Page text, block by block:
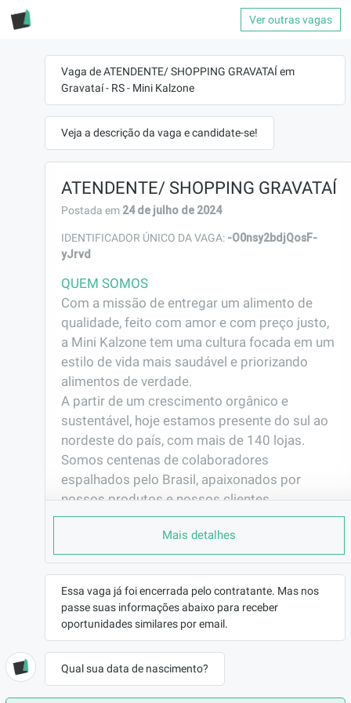
Ver outras vagas
Vaga de ATENDENTE/ SHOPPING GRAVATAÍ em
Gravataí - RS - Mini Kalzone
Veja a descrição da vaga e candidate-se!
ATENDENTE/ SHOPPING GRAVATAÍ
Postada em 24 de julho de 2024
IDENTIFICADOR ÚNICO DA VAGA: -O0nsy2bdjQosF-
yJrvd
QUEM SOMOS
Com a missão de entregar um alimento de
qualidade, feito com amor e com preço justo,
a Mini Kalzone tem uma cultura focada em um
estilo de vida mais saudável e priorizando
alimentos de verdade.
A partir de um crescimento orgânico e
sustentável, hoje estamos presente do sul ao
nordeste do país, com mais de 140 lojas.
Somos centenas de colaboradores
espalhados pelo Brasil, apaixonados por
nossos produtos e nossos clientes,
sustentando e realizando a missão da marca
Somos apaixonados pelo que fazemos.
Acreditamos que desta maneira nos
realizamos, contagiamos e motivamos todos
que se relacionam conosco.
Venha você também fazer parte da Família
Mini Kalzone.
EMPRESA
Mais detalhes
Essa vaga já foi encerrada pelo contratante. Mas nos
passe suas informações abaixo para receber
oportunidades similares por email.
Qual sua data de nascimento?